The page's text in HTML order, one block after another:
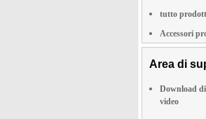
tutto
Accessori
Area di
Download
video